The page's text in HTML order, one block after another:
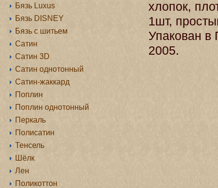
хлопок,
1шт,
Упакован
2005.
Бязь Luxus
Бязь DISNEY
Бязь с шитьем
Сатин
Сатин 3D
Сатин однотонный
Сатин-жаккард
Поплин
Поплин однотонный
Перкаль
Полисатин
Тенсель
Шёлк
Лен
Поликоттон